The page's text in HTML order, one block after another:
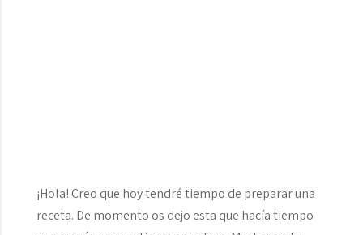
¡Hola! Creo que hoy tendré tiempo de preparar una
receta. De momento os dejo esta que hacía tiempo